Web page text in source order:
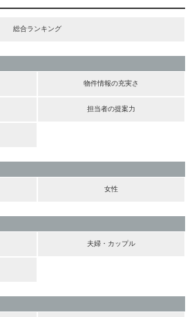
総合ランキング
物件情報の充実さ
担当者の提案力
女性
夫婦・カップル